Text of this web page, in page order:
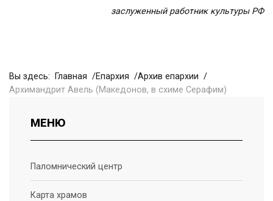
заслуженный работник культуры РФ
Вы здесь: Главная Епархия
Архив епархии
Архимандрит Авель (Македонов, в схиме Серафим)
МЕНЮ
Паломнический центр
Карта храмов